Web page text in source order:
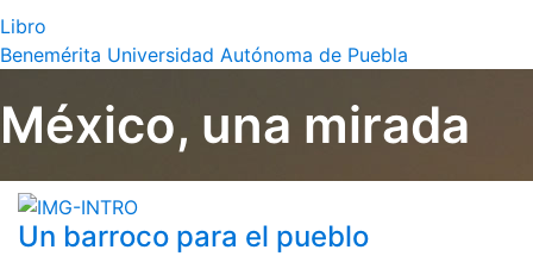
Libro
Benemérita Universidad Autónoma de Puebla
México, una mirada
Un barroco para el pueblo